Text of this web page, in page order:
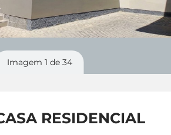
Imagem 1 de 34
RESIDENCIAL